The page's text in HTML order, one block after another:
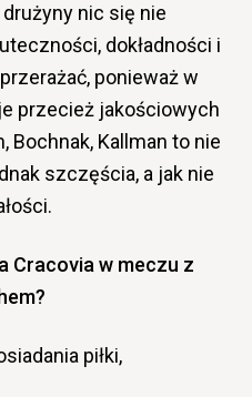
nic się nie
dokładności i
ponieważ w
przecież jakościowych
Bochnak, Kallman to nie
szczęścia, a jak nie
Cracovia w meczu z
piłki,